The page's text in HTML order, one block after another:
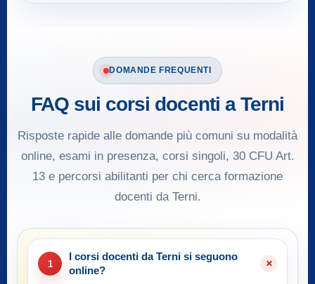
DOMANDE FREQUENTI
FAQ sui corsi docenti a Terni
Risposte rapide alle domande più comuni su modalità
online, esami in presenza, corsi singoli, 30 CFU Art.
13 e percorsi abilitanti per chi cerca formazione
docenti da Terni.
1
I corsi docenti da Terni si seguono
online?